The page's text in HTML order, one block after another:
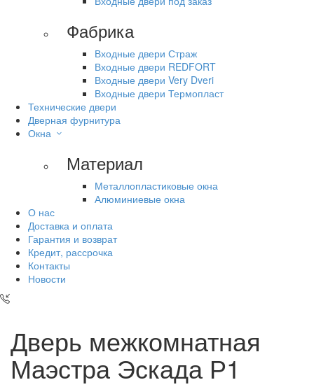
Фабрика
Входные двери Страж
Входные двери REDFORT
Входные двери Very Dveri
Входные двери Термопласт
Технические двери
Дверная фурнитура
Окна
Материал
Металлопластиковые окна
Алюминиевые окна
О нас
Доставка и оплата
Гарантия и возврат
Кредит, рассрочка
Контакты
Новости
Дверь межкомнатная
Маэстра Эскада Р1